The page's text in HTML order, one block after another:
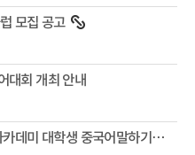
모집 공고
대회 개최 안내
2025학년도 제12회 공자아카데미 대학생 중국어말하기 대회 개최 안내